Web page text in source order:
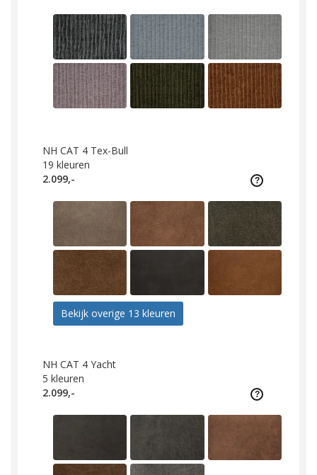
NH CAT 4 Tex-Bull
19 kleuren
2.099,-
Bekijk overige 13 kleuren
NH CAT 4 Yacht
5 kleuren
2.099,-